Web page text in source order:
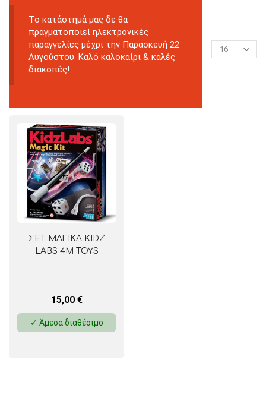
Tο κατάστημά μας δε θα
πραγματοποιεί ηλεκτρονικές
παραγγελίες μέχρι την Παρασκευή 22
Αυγούστου. Καλό καλοκαίρι & καλές
διακοπές!
ΣΕΤ ΜΑΓΙΚΑ KIDZ
LABS 4M TOYS
15,00 €
✓ Άμεσα διαθέσιμο